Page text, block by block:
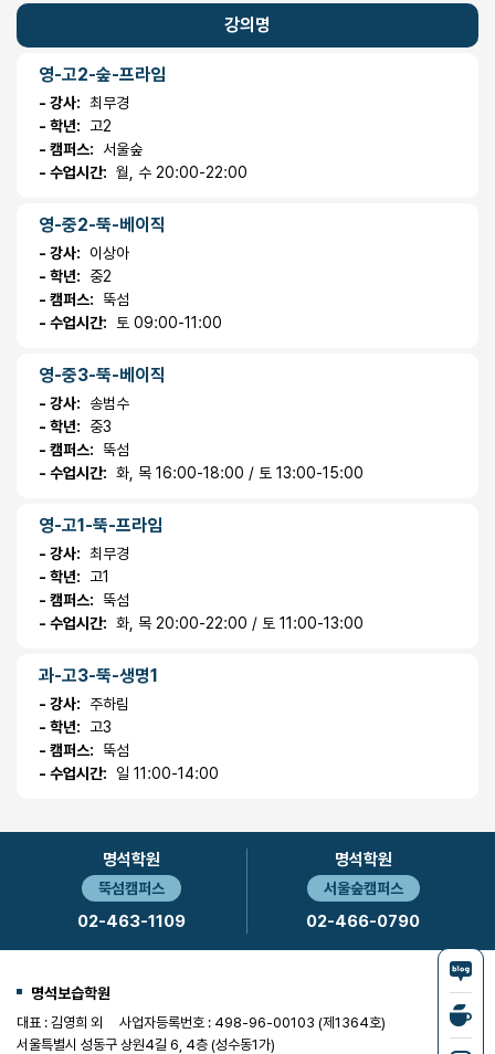
강의명
영-고2-숲-프라임
- 강사: 최무경
- 학년:
고2
- 캠퍼스:
서울숲
- 수업시간: 월, 수 20:00-22:00
영-중2-뚝-베이직
- 강사:
이상아
- 학년:
중2
- 캠퍼스:
뚝섬
- 수업시간:
토 09:00-11:00
영-중3-뚝-베이직
- 강사:
송범수
- 학년:
중3
- 캠퍼스:
뚝섬
- 수업시간: 화, 목 16:00-18:00 / 토 13:00-15:00
영-고1-뚝-프라임
- 강사: 최무경
- 학년:
고1
- 캠퍼스:
뚝섬
- 수업시간: 화, 목 20:00-22:00 / 토 11:00-13:00
과-고3-뚝-생명1
- 강사:
주하림
- 학년:
고3
- 캠퍼스:
뚝섬
- 수업시간:
일 11:00-14:00
명석학원
뚝섬캠퍼스
02-463-1109
명석학원
서울숲캠퍼스
02-466-0790
명석보습학원
대표 : 김영희 외
사업자등록번호 : 498-96-00103 (제1364호)
서울특별시 성동구 상원4길 6, 4층 (성수동1가)